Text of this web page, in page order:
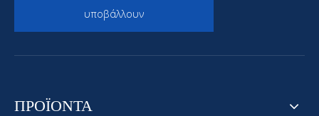
υποβάλλουν
ΠΡΟΪΟΝΤΑ